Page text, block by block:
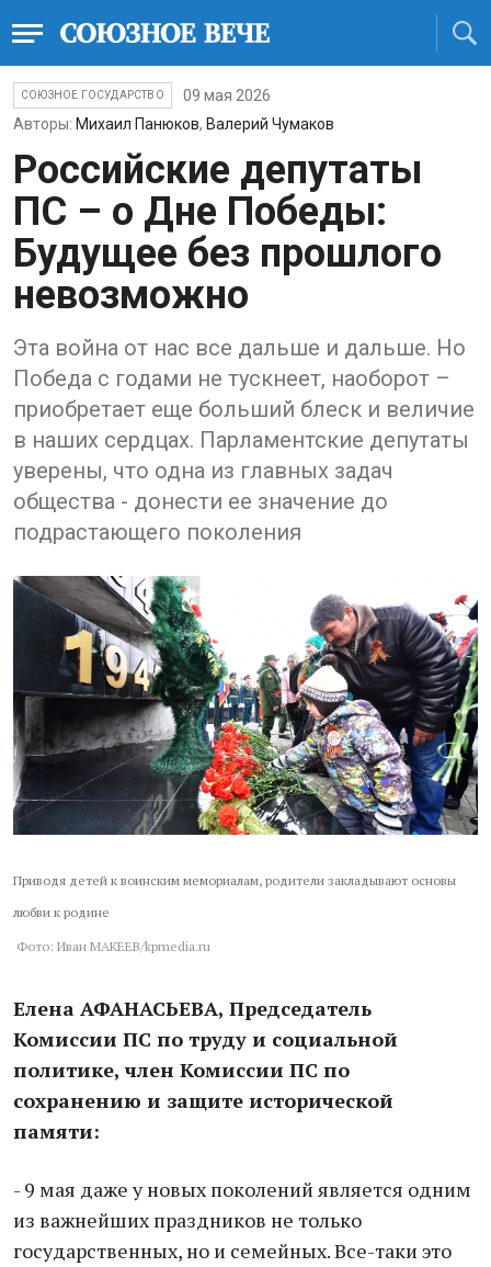
СОЮЗНОЕ ГОСУДАРСТВО
09 мая 2026
Авторы: Михаил Панюков, Валерий Чумаков
Российские депутаты
ПС – о Дне Победы:
Будущее без прошлого
невозможно
Эта война от нас все дальше и дальше. Но
Победа с годами не тускнеет, наоборот –
приобретает еще больший блеск и величие
в наших сердцах. Парламентские депутаты
уверены, что одна из главных задач
общества - донести ее значение до
подрастающего поколения
Приводя детей к воинским мемориалам, родители закладывают основы
любви к родине
Фото: Иван МАКЕЕВ/kpmedia.ru
Елена АФАНАСЬЕВА, Председатель
Комиссии ПС по труду и социальной
политике, член Комиссии ПС по
сохранению и защите исторической
памяти:
- 9 мая даже у новых поколений является одним
из важнейших праздников не только
государственных, но и семейных. Все-таки это